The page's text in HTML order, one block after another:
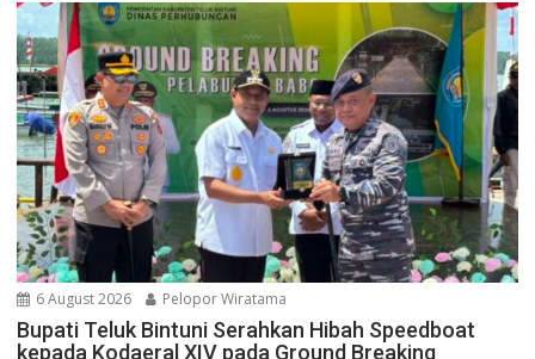
6 August 2026 Pelopor Wiratama
Bupati Teluk Bintuni Serahkan Hibah Speedboat
kepada Kodaeral XIV pada Ground Breaking